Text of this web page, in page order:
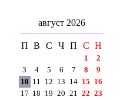
август 2026
П В С Ч П С Н
1
2
3
4 5 6 7 8
9
10 11 12 13 14 15 16
17 18 19 20 21 22 23